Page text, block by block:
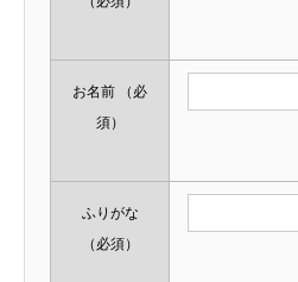
お名前
（必
須）
ふりがな
（必須）